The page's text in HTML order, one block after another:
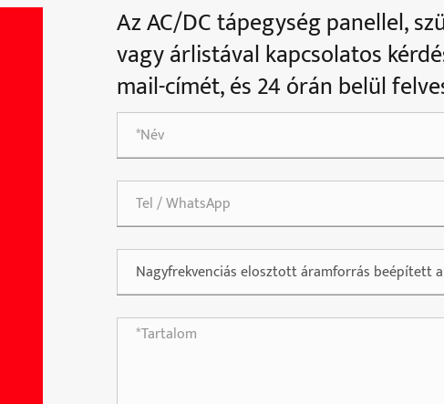
Az AC/DC tápegység panellel,
vagy árlistával kapcsolatos
mail-címét, és 24 órán belül